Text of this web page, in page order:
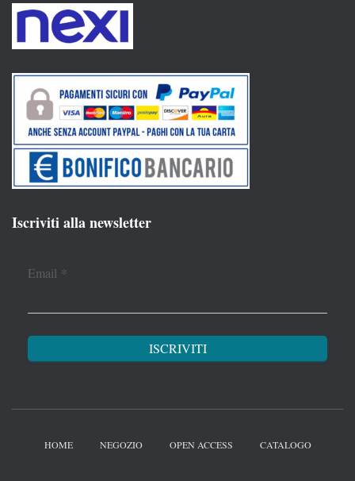
Iscriviti alla newsletter
Email *
HOME NEGOZIO OPEN ACCESS CATALOGO